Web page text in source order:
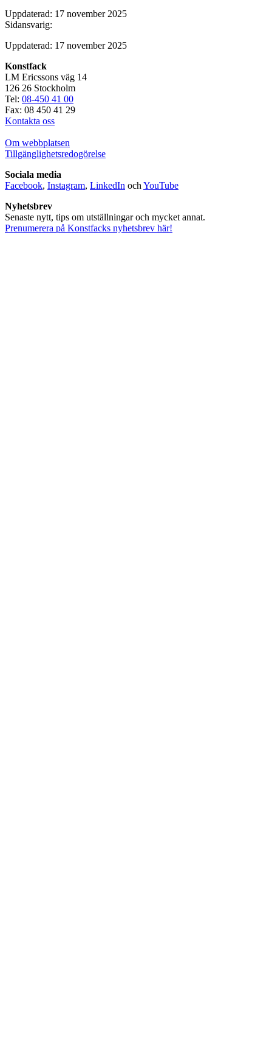
Uppdaterad: 17 november 2025
Sidansvarig:
Uppdaterad: 17 november 2025
Konstfack
LM Ericssons väg 14
126 26 Stockholm
Tel: 08-450 41 00
Fax: 08 450 41 29
Kontakta oss
Om webbplatsen
Tillgänglighetsredogörelse
Sociala media
Facebook, Instagram, LinkedIn och YouTube
Nyhetsbrev
Senaste nytt, tips om utställningar och mycket annat.
Prenumerera på Konstfacks nyhetsbrev här!